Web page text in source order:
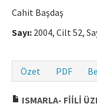
Cahit Başdaş
Sayı: 2004, Cilt 52,
Özet
PDF
ISMARLA- FİİLİ